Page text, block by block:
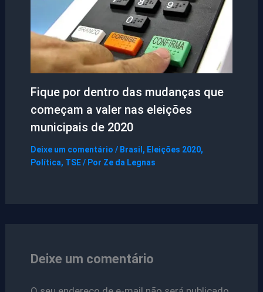
Fique por dentro das mudanças que
começam a valer nas eleições
municipais de 2020
Deixe um comentário / Brasil , Eleições 2020,
Política, TSE/ Por Ze da Legnas
Deixe um comentário